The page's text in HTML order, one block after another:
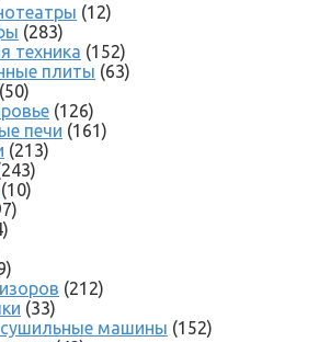
(12)
(283)
техника (152)
плиты (63)
(50)
(126)
печи (161)
(213)
(10)
(212)
(33)
сушильные машины (152)